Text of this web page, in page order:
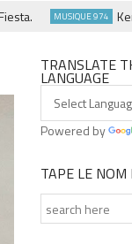
MUSIQUE 974 Kent1
TRANSLATE
LANGUAGE
Powered by
TAPE LE NOM